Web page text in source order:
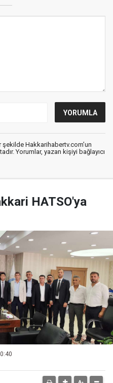
şekilde Hakkarihabertv.com’un
Yorumlar, yazan kişiyi bağlayıcı
HATSO'ya